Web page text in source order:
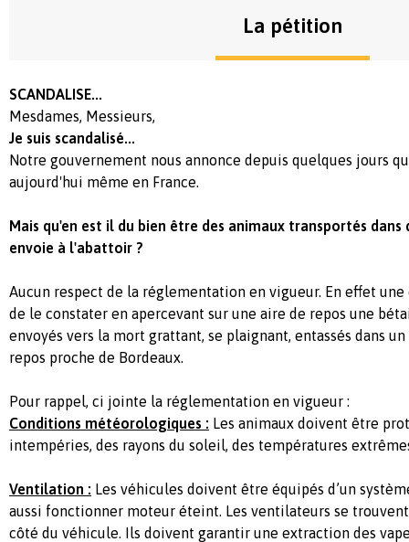
La pétition
SCANDALISE...
Mesdames, Messieurs,
Je suis scandalisé...
Notre gouvernement nous annonce depuis quelques jours
aujourd'hui même en France.
Mais qu'en est il du bien être des animaux transportés
envoie à l'abattoir ?
Aucun respect de la réglementation en vigueur. En effet
de le constater en apercevant sur une aire de repos une
envoyés vers la mort grattant, se plaignant, entassés dans
repos proche de Bordeaux.
Pour rappel, ci jointe la réglementation en vigueur :
Conditions météorologiques : Les animaux doivent être
intempéries, des rayons du soleil, des températures
Ventilation : Les véhicules doivent être équipés d’un
aussi fonctionner moteur éteint. Les ventilateurs se
côté du véhicule. Ils doivent garantir une extraction des